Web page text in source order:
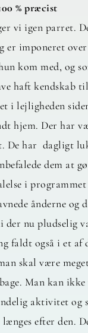
% præcist
vi igen parret.
er imponeret
kom med, og
haft kendskab
i lejligheden
hjem. Der har
De har dagligt
dem at
i
ånderne og
der nu pludselig
faldt også i et af
skal være
Man kan ikke
aktivitet og
længes efter den.